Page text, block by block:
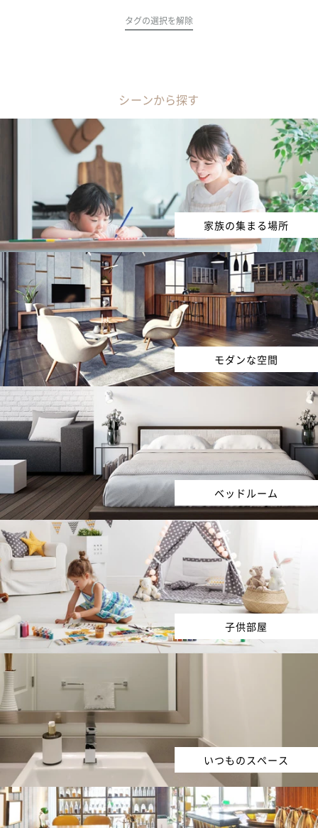
タグの選択を解除
シーンから探す
家族の集まる場所
モダンな空間
ベッドルーム
子供部屋
いつものスペース